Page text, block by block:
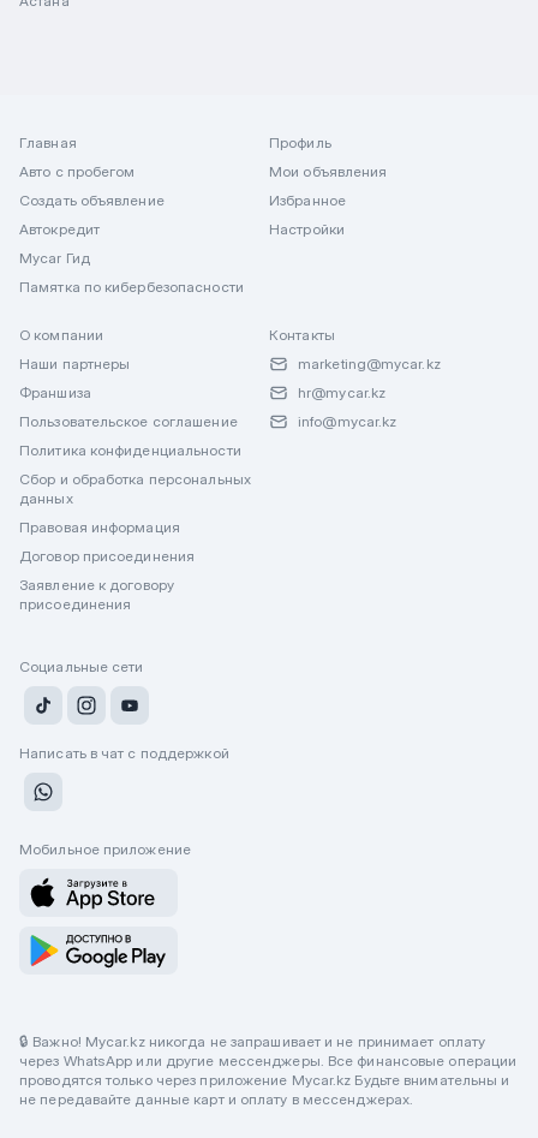
Главная
Авто с пробегом
Создать объявление
Автокредит
Mycar Гид
Памятка по кибербезопасности
Профиль
Мои объявления
Избранное
Настройки
О компании
Наши партнеры
Франшиза
Пользовательское соглашение
Политика конфиденциальности
Сбор и обработка персональных
данных
Правовая информация
Договор присоединения
Заявление к договору
присоединения
Контакты
marketing@mycar.kz
hr@mycar.kz
info@mycar.kz
Социальные сети
Написать в чат с поддержкой
Мобильное приложение
🔒 Важно! Mycar.kz никогда не запрашивает и не принимает оплату
через WhatsApp или другие мессенджеры. Все финансовые операции
проводятся только через приложение Mycar.kz Будьте внимательны и
не передавайте данные карт и оплату в мессенджерах.